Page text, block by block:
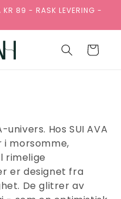
KR 89 - RASK LEVERING -
Handlekurv
Hos SUI AVA
morsomme,
rimelige
er designet fra
De glitrer av